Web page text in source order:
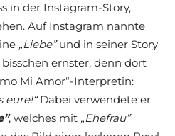
in der Instagram-Story,
Auf Instagram nannte
„Liebe”und in seiner Story
ernster, denn dort
Mi Amor“-Interpretin:
eure!“Dabei verwendete er
, welches mit „Ehefrau”